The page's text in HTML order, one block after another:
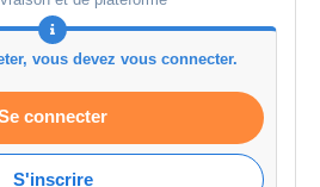
vous devez vous connecter.
connecter
S'inscrire